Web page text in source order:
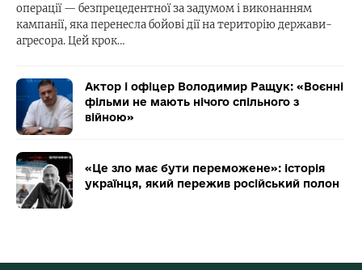
операції — безпрецедентної за задумом і виконанням
кампанії, яка перенесла бойові дії на територію держави-
агресора. Цей крок…
Актор і офіцер Володимир Ращук: «Воєнні
фільми не мають нічого спільного з
війною»
«Це зло має бути переможене»: історія
українця, який пережив російський полон